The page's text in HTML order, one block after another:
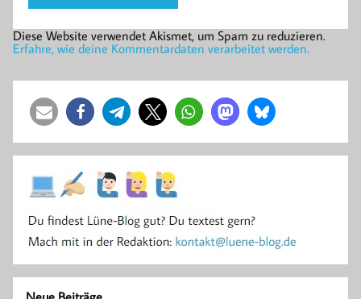
Diese Website verwendet Akismet, um Spam zu reduzieren.
Erfahre, wie deine Kommentardaten verarbeitet werden.